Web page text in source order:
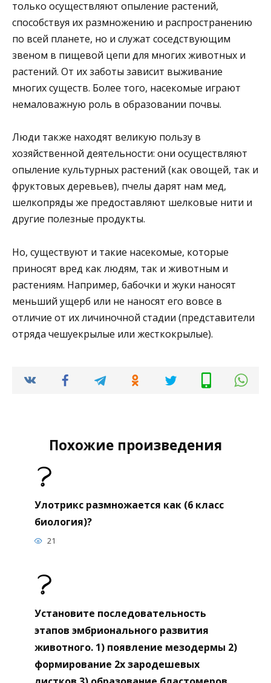
только осуществляют опыление растений,
способствуя их размножению и распространению
по всей планете, но и служат соседствующим
звеном в пищевой цепи для многих животных и
растений. От их заботы зависит выживание
многих существ. Более того, насекомые играют
немаловажную роль в образовании почвы.
Люди также находят великую пользу в
хозяйственной деятельности: они осуществляют
опыление культурных растений (как овощей, так и
фруктовых деревьев), пчелы дарят нам мед,
шелкопряды же предоставляют шелковые нити и
другие полезные продукты.
Но, существуют и такие насекомые, которые
приносят вред как людям, так и животным и
растениям. Например, бабочки и жуки наносят
меньший ущерб или не наносят его вовсе в
отличие от их личиночной стадии (представители
отряда чешуекрылые или жесткокрылые).
Похожие произведения
Улотрикс размножается как (6 класс
биология)?
21
Установите последовательность
этапов эмбрионального развития
животного. 1) появление мезодермы 2)
формирование 2х зародешевых